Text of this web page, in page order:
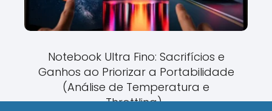
Notebook Ultra Fino: Sacrifícios e
Ganhos ao Priorizar a Portabilidade
(Análise de Temperatura e
Throttling).